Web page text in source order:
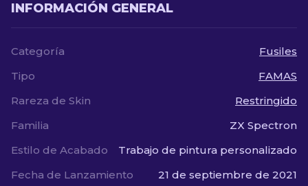
INFORMACIÓN GENERAL
Categoría
Fusiles
Tipo
FAMAS
Rareza de Skin
Restringido
Familia
ZX Spectron
Estilo de Acabado
Trabajo de pintura personalizado
Fecha de Lanzamiento
21 de septiembre de 2021